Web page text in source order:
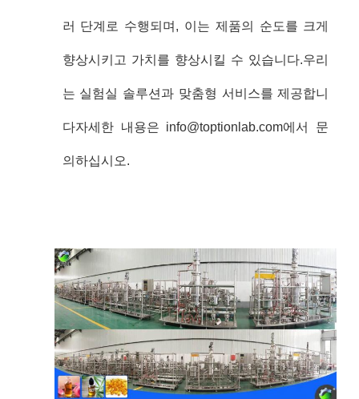
러 단계로 수행되며, 이는 제품의 순도를 크게
향상시키고 가치를 향상시킬 수 있습니다.우리
는 실험실 솔루션과 맞춤형 서비스를 제공합니
다자세한 내용은 info@toptionlab.com에서 문
의하십시오.